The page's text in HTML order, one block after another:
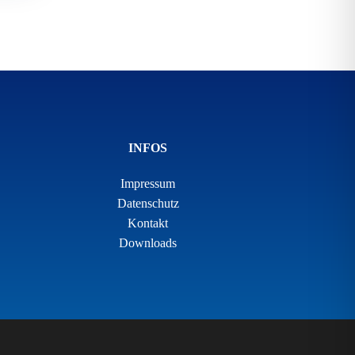
INFOS
Impressum
Datenschutz
Kontakt
Downloads